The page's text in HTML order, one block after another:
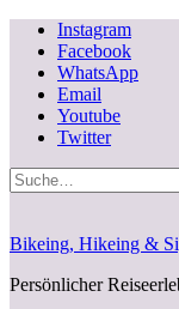
Instagram
Facebook
WhatsApp
Email
Youtube
Twitter
Suche
Bikeing, Hikeing &
Persönlicher